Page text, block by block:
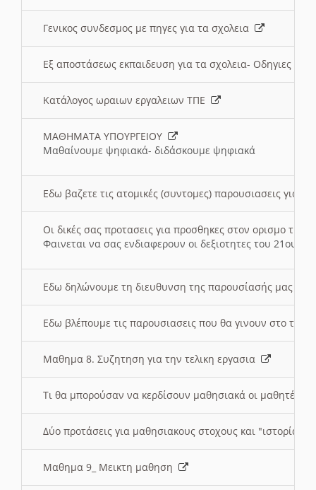
Γενικος συνδεσμος με πηγες για τα σχολεια
Εξ αποστάσεως εκπαιδευση για τα σχολεια- Οδηγιες
Κατάλογος ωραιων εργαλειων ΤΠΕ
ΜΑΘΗΜΑΤΑ ΥΠΟΥΡΓΕΙΟΥ
Μαθαίνουμε ψηφιακά- διδάσκουμε ψηφιακά
Εδω βαζετε τις ατομικές (συντομες) παρουσιασεις για
Οι δικές σας προτασεις για προσθηκες στον ορισμο
Φαινεται να σας ενδιαφερουν οι δεξιοτητες του 21ου
Εδω δηλώνουμε τη διευθυνση της παρουσίασής μας
Εδω βλέπουμε τις παρουσιασεις που θα γινουν στο
Μαθημα 8. Συζητηση για την τελικη εργασια
Τι θα μπορούσαν να κερδίσουν μαθησιακά οι μαθητές/
Δύο προτάσεις για μαθησιακους στοχους και "ιστορία"
Μαθημα 9_ Μεικτη μαθηση